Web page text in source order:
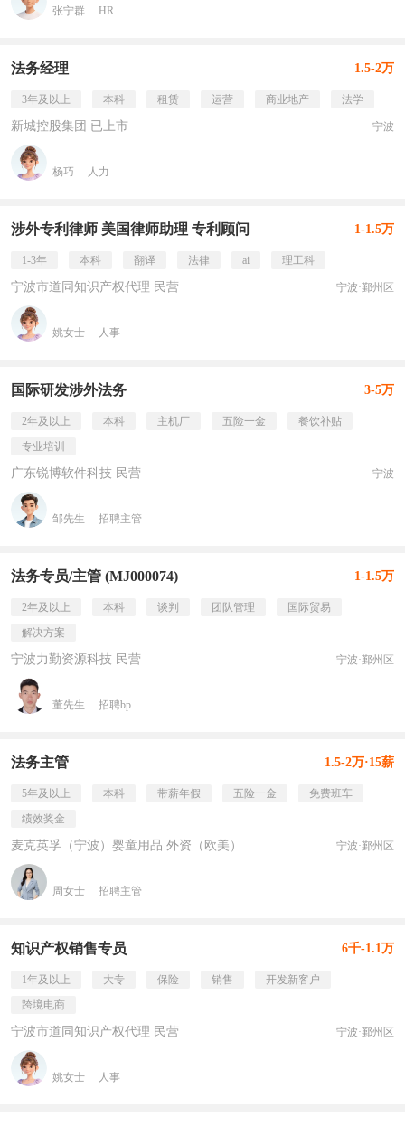
张宁群 HR
法务经理 1.5-2万
3年及以上 本科 租赁 运营 商业地产 法学
新城控股集团 已上市 宁波
杨巧 人力
涉外专利律师 美国律师助理 专利顾问 1-1.5万
1-3年 本科 翻译 法律 ai 理工科
宁波市道同知识产权代理 民营 宁波·鄞州区
姚女士 人事
国际研发涉外法务 3-5万
2年及以上 本科 主机厂 五险一金
餐饮补贴
专业培训
广东锐博软件科技 民营 宁波
邹先生 招聘主管
法务专员/主管 (MJ000074) 1-1.5万
2年及以上 本科 谈判 团队管理
国际贸易
解决方案
宁波力勤资源科技 民营 宁波·鄞州区
董先生 招聘bp
法务主管 1.5-2万·15薪
5年及以上 本科 带薪年假 五险一金
免费班车
绩效奖金
麦克英孚（宁波）婴童用品 外资（欧美） 宁波·鄞州区
周女士 招聘主管
知识产权销售专员 6千-1.1万
1年及以上 大专 保险 销售
开发新客户
跨境电商
宁波市道同知识产权代理 民营 宁波·鄞州区
姚女士 人事